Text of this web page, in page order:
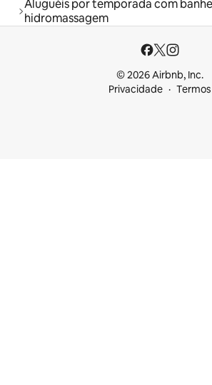
Aluguéis por temporada com
hidromassagem
© 2026 Airbnb, Inc.
Privacidade
Termos